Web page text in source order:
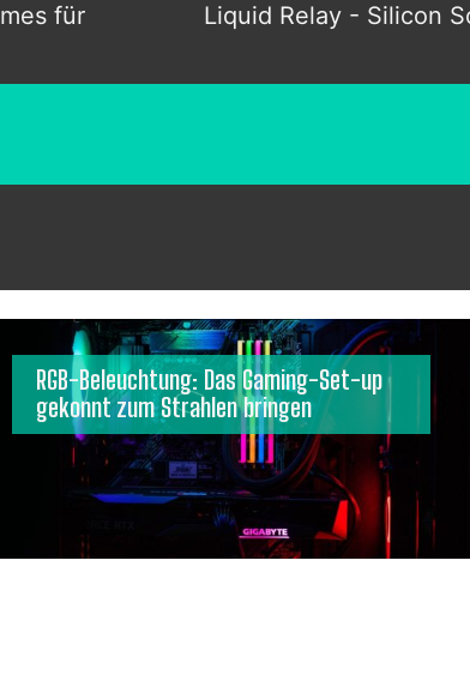
für
Liquid Relay - Silicon
RGB-Beleuchtung: Das Gaming-Set-up
gekonnt zum Strahlen bringen